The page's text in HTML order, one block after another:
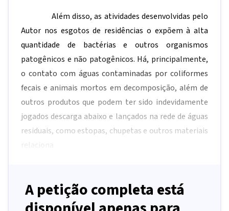
Além disso, as atividades desenvolvidas pelo
Autor nos esgotos de residências o expõem à alta
quantidade de bactérias e outros organismos
patogênicos e não patogênicos. Há, principalmente,
o contato com águas contaminadas por coliformes
fecais e animais mortos em decomposição, além de
outros produtos que podem ter sido indevidamente
jogados descarga abaixo e lançados na rede de águas
residuais, como estopas, chupetas e outros materiais
relaciona
A petição completa está